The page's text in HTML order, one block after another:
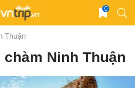
0
Thuận
Ninh Thuận